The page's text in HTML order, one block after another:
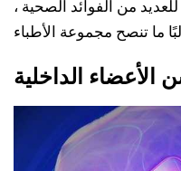
من الفوائد الصحية ،